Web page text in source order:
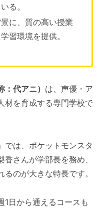
る。
に、質の高い授業
習環境を提供。
代アニ） は、声優・ア
材を育成する専門学校で
では、ポケットモンスタ
さんが学部長を務め、
のが大きな特長です。
1日から通えるコースも